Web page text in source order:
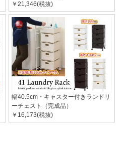
￥21,346(税抜)
幅40.5cm・キャスター付きランドリ
ーチェスト（完成品）
￥16,173(税抜)